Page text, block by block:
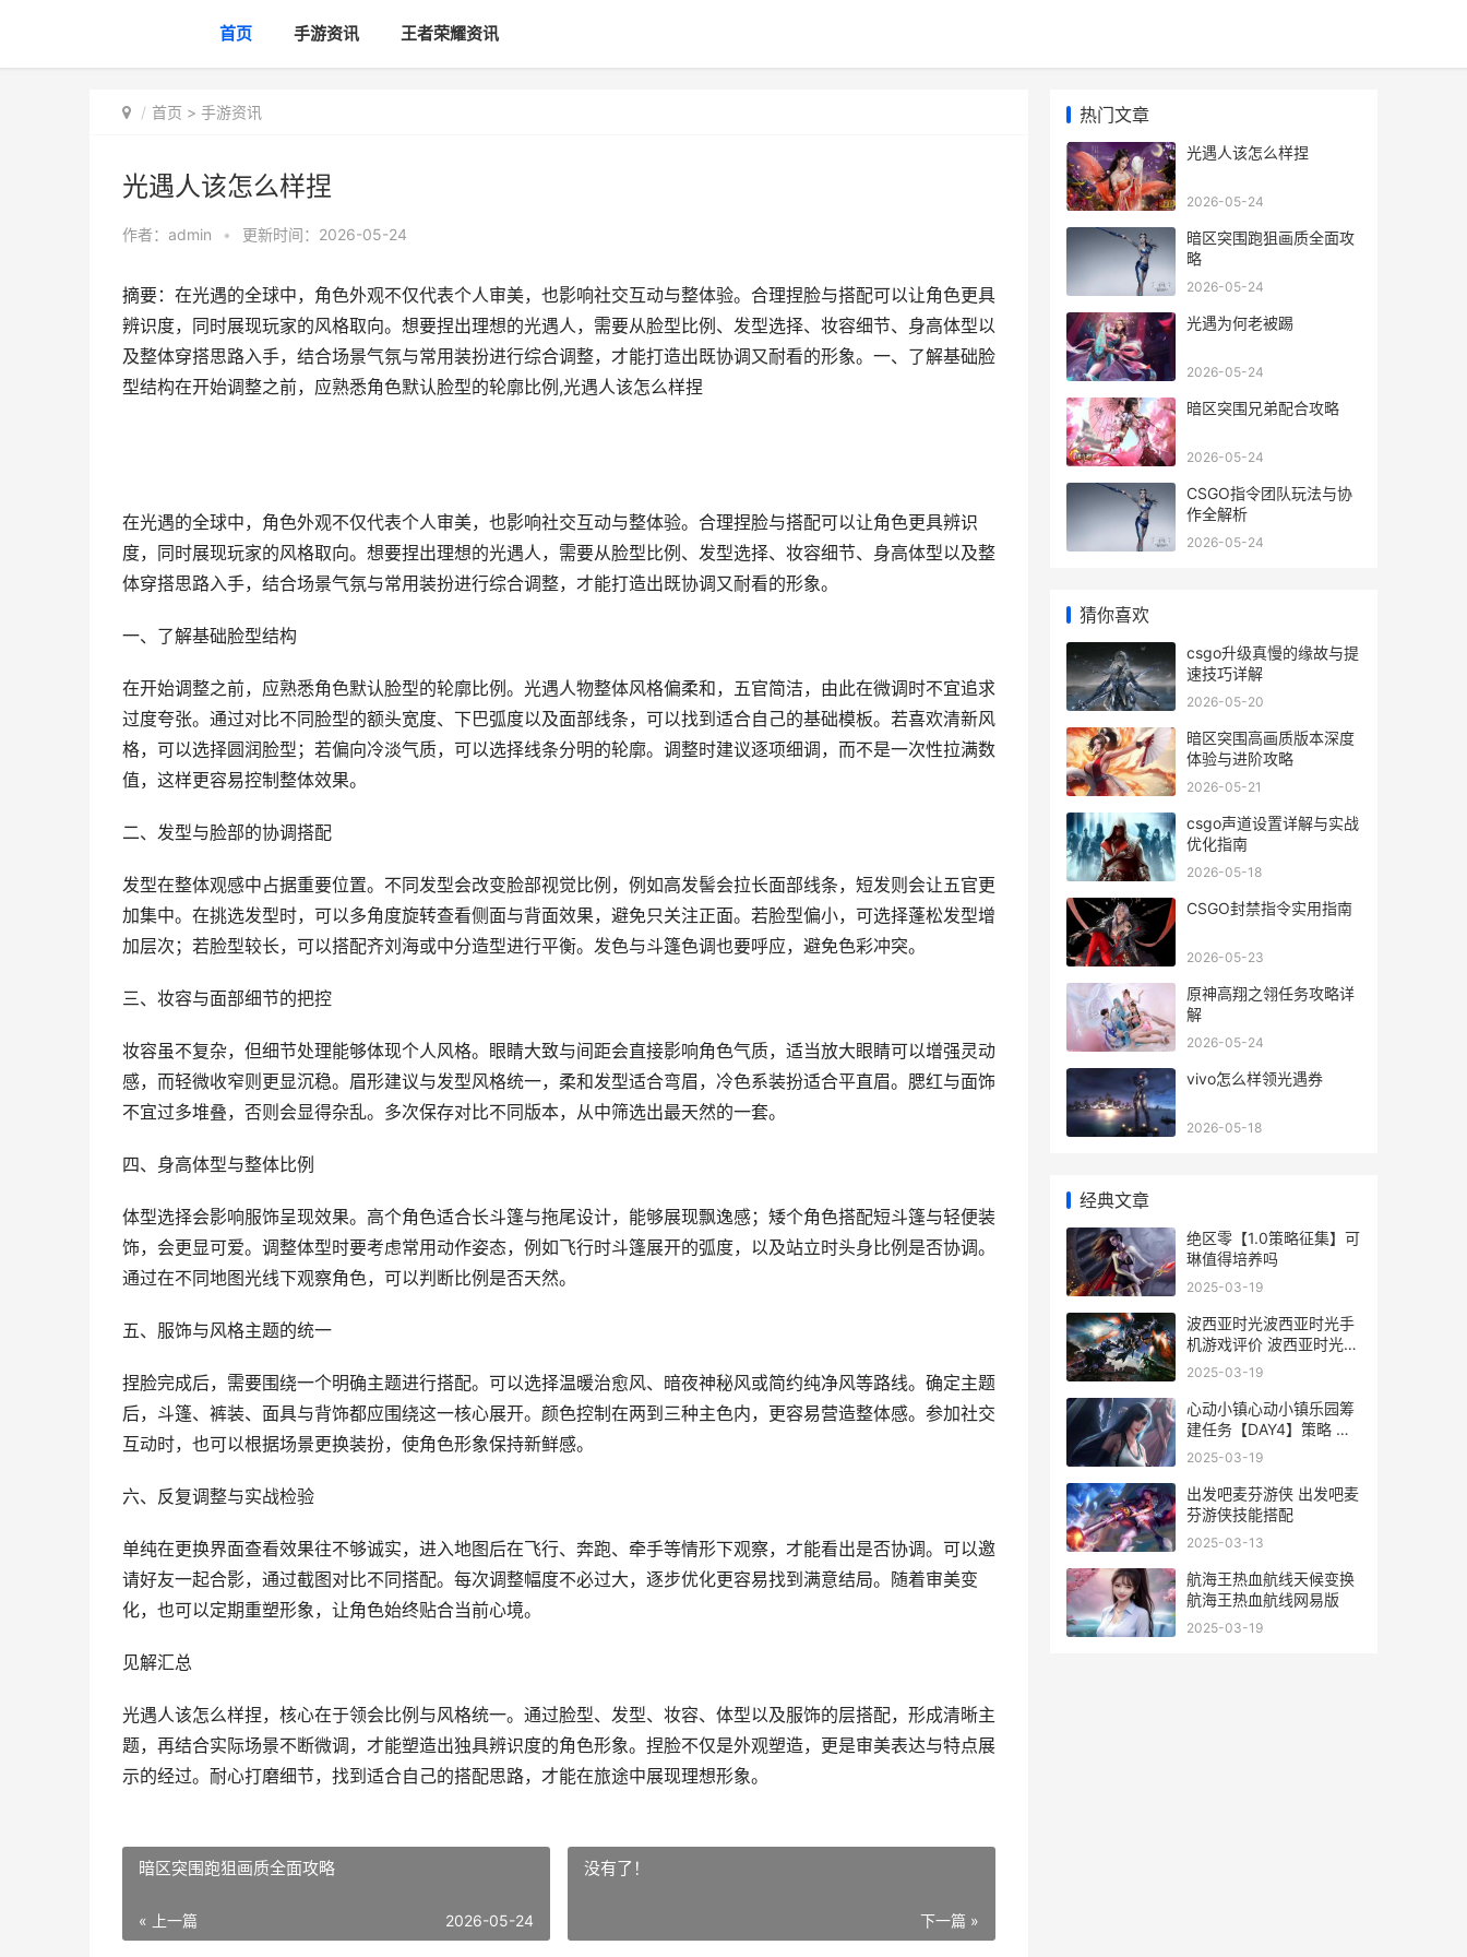
首页 手游资讯 王者荣耀资讯
首页 > 手游资讯
光遇人该怎么样捏
作者： admin • 更新时间：2026-05-24
摘要：在光遇的全球中，角色外观不仅代表个人审美，也影响社交互动与整体验。合理捏脸与搭配可以让角色更具
辨识度，同时展现玩家的风格取向。想要捏出理想的光遇人，需要从脸型比例、发型选择、妆容细节、身高体型以
及整体穿搭思路入手，结合场景气氛与常用装扮进行综合调整，才能打造出既协调又耐看的形象。一、了解基础脸
型结构在开始调整之前，应熟悉角色默认脸型的轮廓比例,光遇人该怎么样捏
在光遇的全球中，角色外观不仅代表个人审美，也影响社交互动与整体验。合理捏脸与搭配可以让角色更具辨识
度，同时展现玩家的风格取向。想要捏出理想的光遇人，需要从脸型比例、发型选择、妆容细节、身高体型以及整
体穿搭思路入手，结合场景气氛与常用装扮进行综合调整，才能打造出既协调又耐看的形象。
一、了解基础脸型结构
在开始调整之前，应熟悉角色默认脸型的轮廓比例。光遇人物整体风格偏柔和，五官简洁，由此在微调时不宜追求
过度夸张。通过对比不同脸型的额头宽度、下巴弧度以及面部线条，可以找到适合自己的基础模板。若喜欢清新风
格，可以选择圆润脸型；若偏向冷淡气质，可以选择线条分明的轮廓。调整时建议逐项细调，而不是一次性拉满数
值，这样更容易控制整体效果。
二、发型与脸部的协调搭配
发型在整体观感中占据重要位置。不同发型会改变脸部视觉比例，例如高发髻会拉长面部线条，短发则会让五官更
加集中。在挑选发型时，可以多角度旋转查看侧面与背面效果，避免只关注正面。若脸型偏小，可选择蓬松发型增
加层次；若脸型较长，可以搭配齐刘海或中分造型进行平衡。发色与斗篷色调也要呼应，避免色彩冲突。
三、妆容与面部细节的把控
妆容虽不复杂，但细节处理能够体现个人风格。眼睛大致与间距会直接影响角色气质，适当放大眼睛可以增强灵动
感，而轻微收窄则更显沉稳。眉形建议与发型风格统一，柔和发型适合弯眉，冷色系装扮适合平直眉。腮红与面饰
不宜过多堆叠，否则会显得杂乱。多次保存对比不同版本，从中筛选出最天然的一套。
四、身高体型与整体比例
体型选择会影响服饰呈现效果。高个角色适合长斗篷与拖尾设计，能够展现飘逸感；矮个角色搭配短斗篷与轻便装
饰，会更显可爱。调整体型时要考虑常用动作姿态，例如飞行时斗篷展开的弧度，以及站立时头身比例是否协调。
通过在不同地图光线下观察角色，可以判断比例是否天然。
五、服饰与风格主题的统一
捏脸完成后，需要围绕一个明确主题进行搭配。可以选择温暖治愈风、暗夜神秘风或简约纯净风等路线。确定主题
后，斗篷、裤装、面具与背饰都应围绕这一核心展开。颜色控制在两到三种主色内，更容易营造整体感。参加社交
互动时，也可以根据场景更换装扮，使角色形象保持新鲜感。
六、反复调整与实战检验
单纯在更换界面查看效果往不够诚实，进入地图后在飞行、奔跑、牵手等情形下观察，才能看出是否协调。可以邀
请好友一起合影，通过截图对比不同搭配。每次调整幅度不必过大，逐步优化更容易找到满意结局。随着审美变
化，也可以定期重塑形象，让角色始终贴合当前心境。
见解汇总
光遇人该怎么样捏，核心在于领会比例与风格统一。通过脸型、发型、妆容、体型以及服饰的层搭配，形成清晰主
题，再结合实际场景不断微调，才能塑造出独具辨识度的角色形象。捏脸不仅是外观塑造，更是审美表达与特点展
示的经过。耐心打磨细节，找到适合自己的搭配思路，才能在旅途中展现理想形象。
暗区突围跑狙画质全面攻略
« 上一篇 2026-05-24
没有了！
下一篇 »
热门文章
光遇人该怎么样捏
2026-05-24
暗区突围跑狙画质全面攻
略
2026-05-24
光遇为何老被踢
2026-05-24
暗区突围兄弟配合攻略
2026-05-24
CSGO指令团队玩法与协
作全解析
2026-05-24
猜你喜欢
csgo升级真慢的缘故与提
速技巧详解
2026-05-20
暗区突围高画质版本深度
体验与进阶攻略
2026-05-21
csgo声道设置详解与实战
优化指南
2026-05-18
CSGO封禁指令实用指南
2026-05-23
原神高翔之翎任务攻略详
解
2026-05-24
vivo怎么样领光遇券
2026-05-18
经典文章
绝区零【1.0策略征集】可
琳值得培养吗
2025-03-19
波西亚时光波西亚时光手
机游戏评价 波西亚时光波
西亚大桥任务做几个
2025-03-19
心动小镇心动小镇乐园筹
建任务【DAY4】策略 心
动小镇心动小,记游戏
2025-03-19
出发吧麦芬游侠 出发吧麦
芬游侠技能搭配
2025-03-13
航海王热血航线天候变换
航海王热血航线网易版
2025-03-19